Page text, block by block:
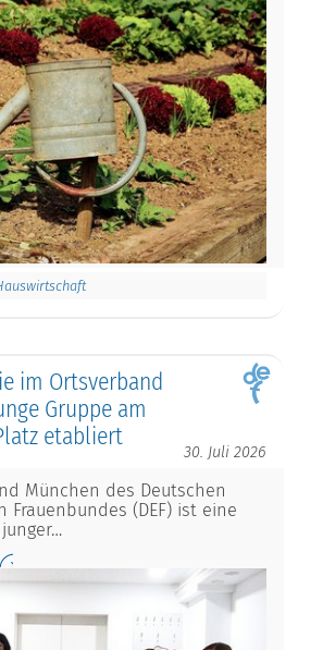
im Ortsverband
Gruppe am
etabliert
30. Juli 2026
München des Deutschen
Frauenbundes (DEF) ist eine